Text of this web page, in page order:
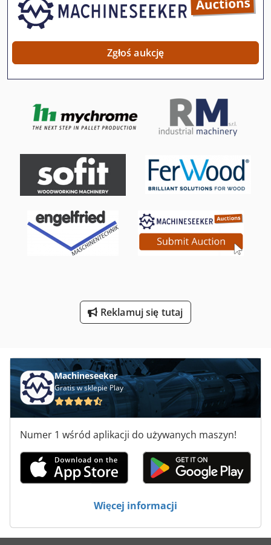
Multi Wrzeciona Wiertarki
Uchwyt Do Wiertarki
Wiertarka Do Papieru
Wiertarka Do Szyn
Wiertarka Pozioma Do Drewna
Wiertarka Z Posuwem
Wiertła Do Głębokich Otworów
Wózek Na Narzędzia
Zgłoś aukcję
Reklamuj się tutaj
Machineseeker
Gratis w sklepie Play
Numer 1 wśród aplikacji do używanych maszyn!
Więcej informacji